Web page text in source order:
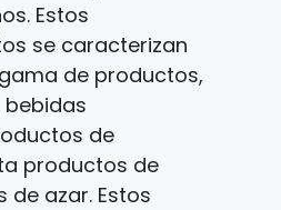
Estos
se caracterizan
de productos,
de
productos de
de azar. Estos